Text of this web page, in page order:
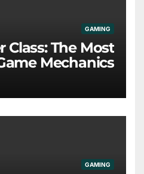
GAMING
Class: The Most
Mechanics
GAMING